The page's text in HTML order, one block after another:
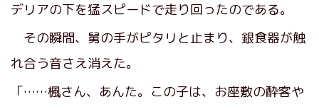
デリアの下を猛スピードで走り回ったのである。
その瞬間、舅の手がピタリと止まり、銀食器が触
れ合う音さえ消えた。
「……楓さん、あんた。この子は、お座敷の酔客や